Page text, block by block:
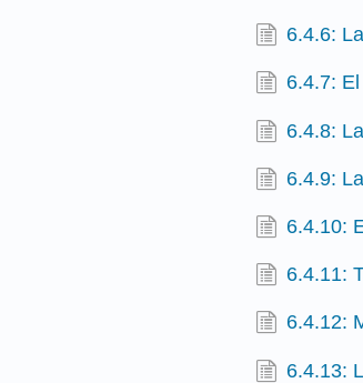
6.4.6:
6.4.7:
6.4.8:
6.4.9:
6.4.10:
6.4.11:
6.4.12:
6.4.13: